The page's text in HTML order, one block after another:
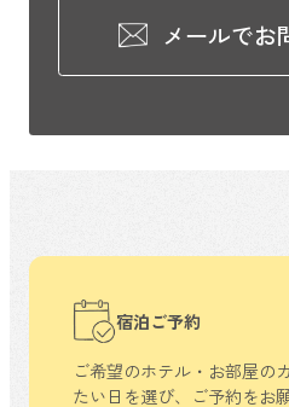
メールでお
宿泊ご予約
ご希望のホテル・お部屋の
たい日を選び、ご予約をお